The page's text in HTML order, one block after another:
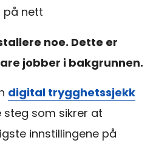
på nett
noe. Dette er
jobber i bakgrunnen.
digital trygghetssjekk
steg som sikrer at
innstillingene på